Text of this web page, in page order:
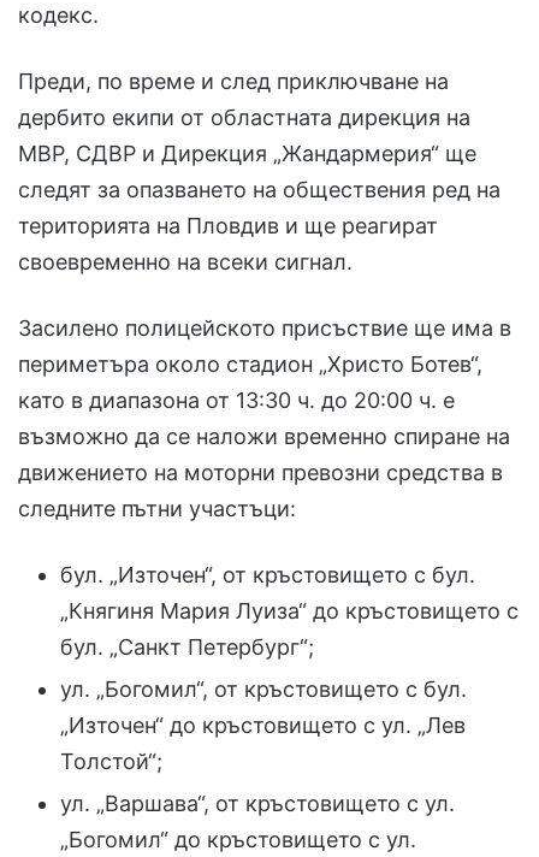
кодекс.
Преди, по време и след приключване на
дербито екипи от областната дирекция на
МВР, СДВР и Дирекция „Жандармерия“ ще
следят за опазването на обществения ред на
територията на Пловдив и ще реагират
своевременно на всеки сигнал.
Засилено полицейското присъствие ще има в
периметъра около стадион „Христо Ботев“,
като в диапазона от 13:30 ч. до 20:00 ч. е
възможно да се наложи временно спиране на
движението на моторни превозни средства в
следните пътни участъци:
бул. „Източен“, от кръстовището с бул.
„Княгиня Мария Луиза“ до кръстовището с
бул. „Санкт Петербург“;
ул. „Богомил“, от кръстовището с бул.
„Източен“ до кръстовището с ул. „Лев
Толстой“;
ул. „Варшава“, от кръстовището с ул.
„Богомил“ до кръстовището с ул.